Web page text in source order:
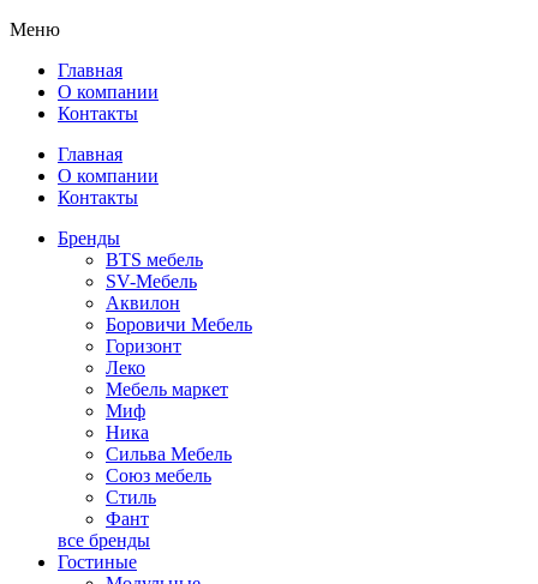
Меню
Главная
О компании
Контакты
Главная
О компании
Контакты
Бренды
BTS мебель
SV-Мебель
Аквилон
Боровичи Мебель
Горизонт
Леко
Мебель маркет
Миф
Ника
Сильва Мебель
Союз мебель
Стиль
Фант
все бренды
Гостиные